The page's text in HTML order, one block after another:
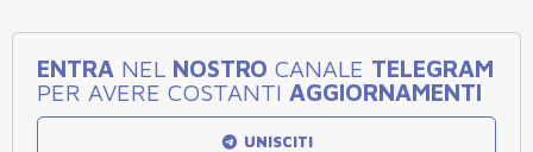
ENTRA NEL NOSTRO CANALE TELEGRAM
PER AVERE COSTANTI AGGIORNAMENTI
UNISCITI